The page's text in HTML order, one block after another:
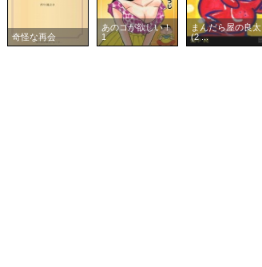
奇怪な再会
あのコが欲しい！
1
まんだら屋の良太
(2 ...